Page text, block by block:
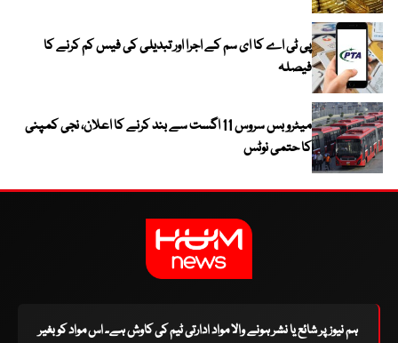
پی ٹی اے کا ای سم کے اجرا اور تبدیلی کی فیس کم کرنے کا
فیصلہ
میٹرو بس سروس 11 اگست سے بند کرنے کا اعلان، نجی کمپنی
کا حتمی نوٹس
ہم نیوز پر شائع یا نشر ہونے والا مواد ادارتی ٹیم کی کاوش ہے۔ اس مواد کو بغیر